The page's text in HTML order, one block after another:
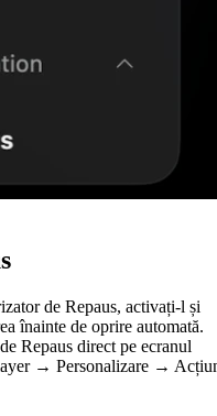
de Repaus, activați-l și
înainte de oprire automată.
Repaus direct pe ecranul
→ Personalizare →